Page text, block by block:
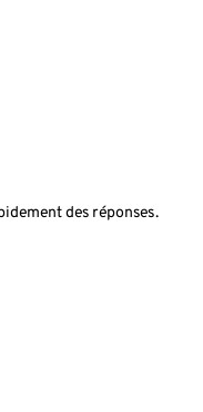
des réponses.